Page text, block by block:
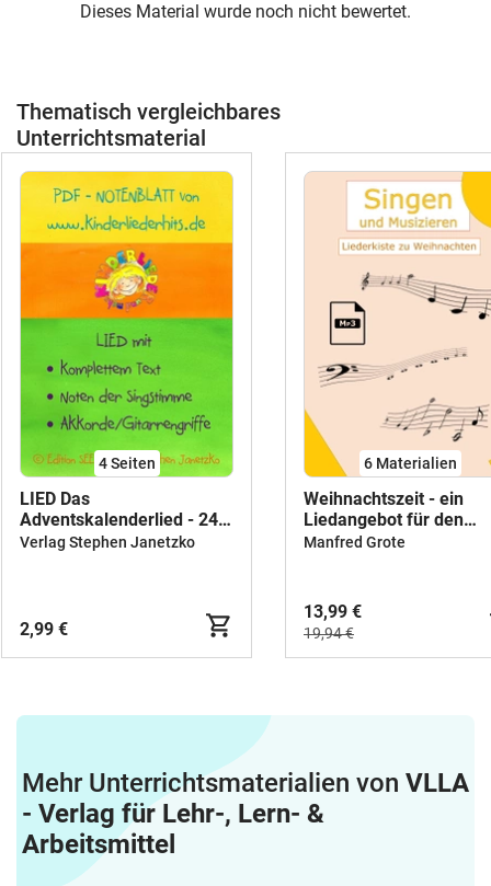
Dieses Material wurde noch nicht bewertet.
Thematisch vergleichbares
Unterrichtsmaterial
4Seiten
LIED Das
Adventskalenderlied - 24
kleine Päckchen -
Verlag Stephen Janetzko
2,99 €
6 Materialien
Weihnachtszeit - ein
Liedangebot für den
Musikunterricht
Manfred Grote
13,99 €
19,94 €
Mehr Unterrichtsmaterialien von VLLA
- Verlag für Lehr-, Lern- &
Arbeitsmittel